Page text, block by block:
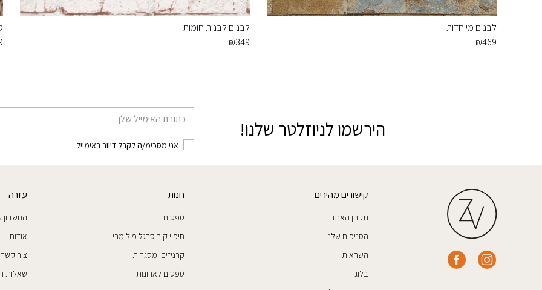
לבנים מיוחדות
₪469
לבנים לבנות חומות
₪349
הירשמו לניוזלטר שלנו!
אני מסכימ/ה לקבל דיוור באימייל
קישורים מהירים
תקנון האתר
הסניפים שלנו
השראות
בלוג
חנות
טפטים
חיפוי קיר סרגל פולימרי
קרניזים ומסגרות
טפטים לארונות
עזרה
החשבון
אודות
צור קשר
שאלות